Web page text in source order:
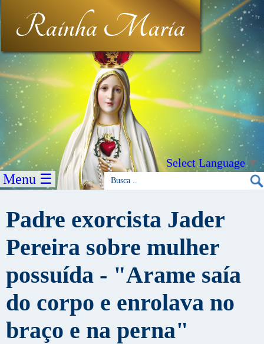
Rainha Maria
Select Language▼
Menu ☰
Padre exorcista Jader
Pereira sobre mulher
possuída - "Arame saía
do corpo e enrolava no
braço e na perna"